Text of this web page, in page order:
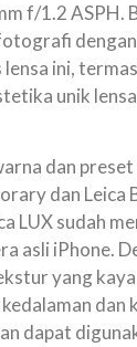
f/1.2 ASPH.
ini,
unik
dan
dan Leica
LUX sudah
asli iPhone.
yang
dan
dapat